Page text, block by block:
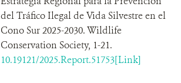
del Tráfico Ilegal de Vida Silvestre en el
Cono Sur 2025-2030. Wildlife
Conservation Society, 1-21.
10.19121/2025.Report.51753[Link]